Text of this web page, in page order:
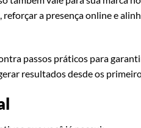
a presença online e
passos práticos para
resultados desde os